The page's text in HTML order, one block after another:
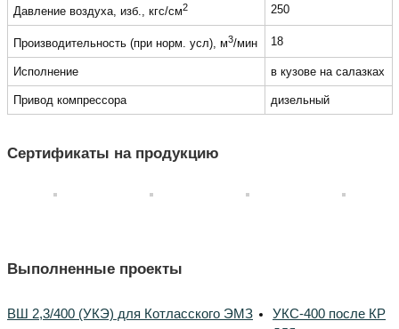
Давление воздуха, изб., кгс/см2 250
Производительность (при норм. усл), м3/мин 18
Исполнение в кузове на салазках
Привод компрессора дизельный
Сертификаты на продукцию
Выполненные проекты
ВШ 2,3/400 (УКЭ) для Котласского ЭМЗ
УКС-400 после КР